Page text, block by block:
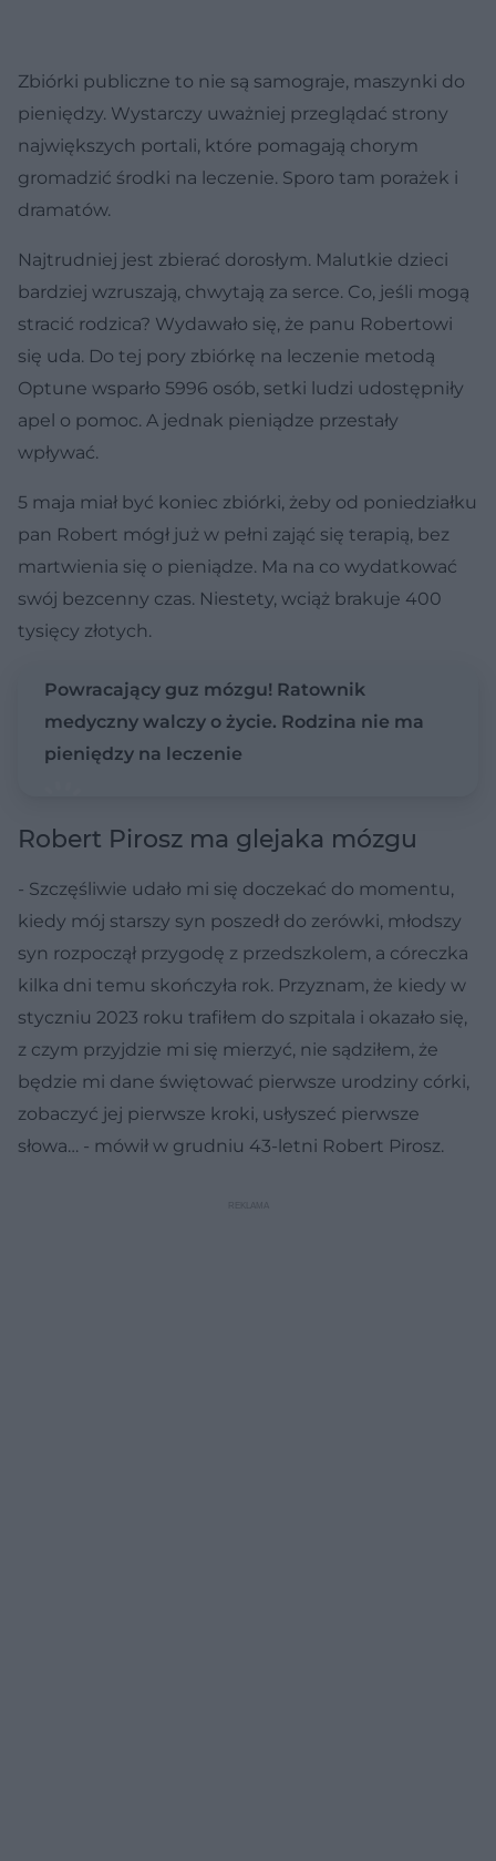
Zbiórki publiczne to nie są samograje, maszynki do
pieniędzy. Wystarczy uważniej przeglądać strony
największych portali, które pomagają chorym
gromadzić środki na leczenie. Sporo tam porażek i
dramatów.
Najtrudniej jest zbierać dorosłym. Malutkie dzieci
bardziej wzruszają, chwytają za serce. Co, jeśli mogą
stracić rodzica? Wydawało się, że panu Robertowi
się uda. Do tej pory zbiórkę na leczenie metodą
Optune wsparło 5996 osób, setki ludzi udostępniły
apel o pomoc. A jednak pieniądze przestały
wpływać.
5 maja miał być koniec zbiórki, żeby od poniedziałku
pan Robert mógł już w pełni zająć się terapią, bez
martwienia się o pieniądze. Ma na co wydatkować
swój bezcenny czas. Niestety, wciąż brakuje 400
tysięcy złotych.
Powracający guz mózgu! Ratownik
medyczny walczy o życie. Rodzina nie ma
pieniędzy na leczenie
Robert Pirosz ma glejaka mózgu
- Szczęśliwie udało mi się doczekać do momentu,
kiedy mój starszy syn poszedł do zerówki, młodszy
syn rozpoczął przygodę z przedszkolem, a córeczka
kilka dni temu skończyła rok. Przyznam, że kiedy w
styczniu 2023 roku trafiłem do szpitala i okazało się,
z czym przyjdzie mi się mierzyć, nie sądziłem, że
będzie mi dane świętować pierwsze urodziny córki,
zobaczyć jej pierwsze kroki, usłyszeć pierwsze
słowa… - mówił w grudniu 43-letni Robert Pirosz.